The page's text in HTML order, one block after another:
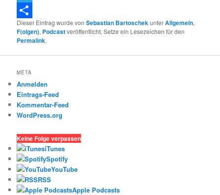
Telegram
Teilen
Dieser Eintrag wurde vonSebastian BartoschekunterAllgemein,
F(olgen), Podcastveröffentlicht. Setze ein Lesezeichen für den
Permalink.
META
Anmelden
Eintrags-Feed
Kommentar-Feed
WordPress.org
Keine Folge verpassen
iTunes
Spotify
YouTube
RSS
Apple Podcasts